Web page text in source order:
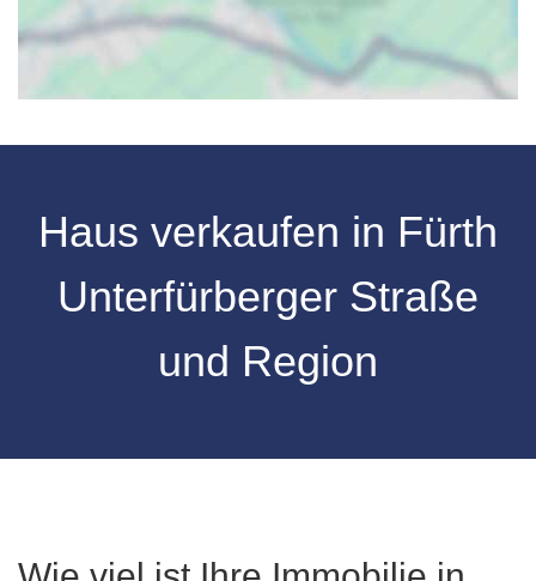
Haus verkaufen in Fürth
Unterfürberger Straße
und Region